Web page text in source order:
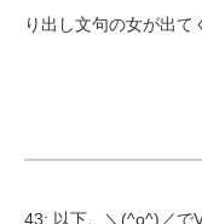
り出し文句の女が出
43: 以下、＼(^o^)／で